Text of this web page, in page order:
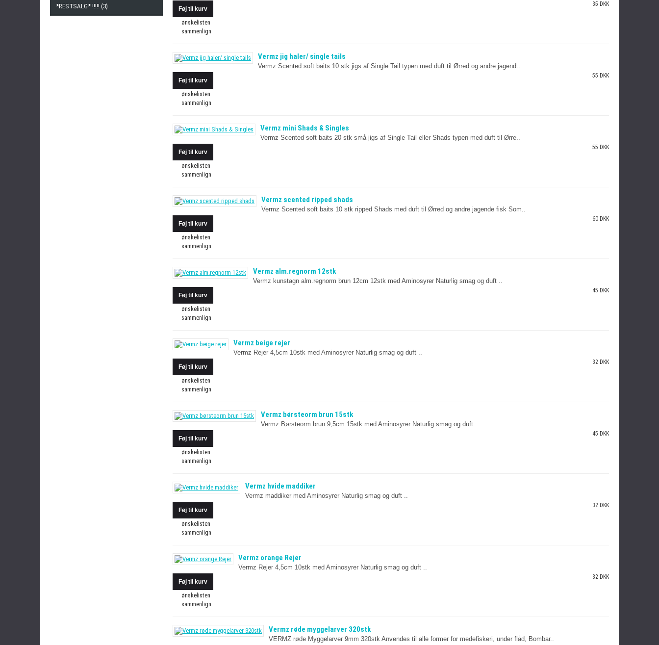
*RESTSALG* !!!!! (3) 35 DKK
ønskelisten
sammenlign
Vermz jig haler/ single tails
Vermz Scented soft baits 10 stk jigs af Single Tail typen med duft til Ørred og andre jagend..
55 DKK
ønskelisten
sammenlign
Vermz mini Shads & Singles
Vermz Scented soft baits 20 stk små jigs af Single Tail eller Shads typen med duft til Ørre..
55 DKK
ønskelisten
sammenlign
Vermz scented ripped shads
Vermz Scented soft baits 10 stk ripped Shads med duft til Ørred og andre jagende fisk Som..
60 DKK
ønskelisten
sammenlign
Vermz alm.regnorm 12stk
Vermz kunstagn alm.regnorm brun 12cm 12stk med Aminosyrer Naturlig smag og duft ..
45 DKK
ønskelisten
sammenlign
Vermz beige rejer
Vermz Rejer 4,5cm 10stk med Aminosyrer Naturlig smag og duft ..
32 DKK
ønskelisten
sammenlign
Vermz børsteorm brun 15stk
Vermz Børsteorm brun 9,5cm 15stk med Aminosyrer Naturlig smag og duft ..
45 DKK
ønskelisten
sammenlign
Vermz hvide maddiker
Vermz maddiker med Aminosyrer Naturlig smag og duft ..
32 DKK
ønskelisten
sammenlign
Vermz orange Rejer
Vermz Rejer 4,5cm 10stk med Aminosyrer Naturlig smag og duft ..
32 DKK
ønskelisten
sammenlign
Vermz røde myggelarver 320stk
VERMZ røde Myggelarver 9mm 320stk Anvendes til alle former for medefiskeri, under flåd, Bombar..